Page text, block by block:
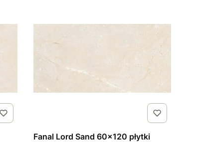
Fanal Lord Sand 60x120 płytki